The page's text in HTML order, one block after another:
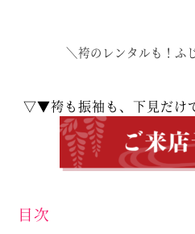
＼袴のレンタルも！ふ
▽▼袴も振袖も、下見だけ
目次